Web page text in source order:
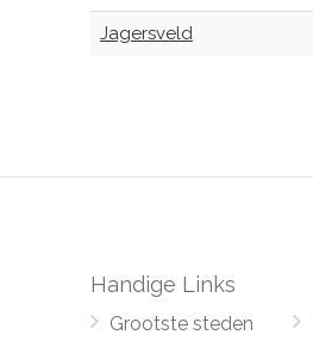
Jagersveld
Handige Links
Grootste steden